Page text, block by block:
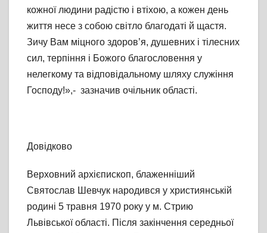
кожної людини радістю і втіхою, а кожен день
життя несе з собою світло благодаті й щастя.
Зичу Вам міцного здоров’я, душевних і тілесних
сил, терпіння і Божого благословення у
нелегкому та відповідальному шляху служіння
Господу!»,- зазначив очільник області.
Довідково
Верховний архієпископ, блаженніший
Святослав Шевчук народився у християнській
родині 5 травня 1970 року у м. Стрию
Львівської області. Після закінчення середньої